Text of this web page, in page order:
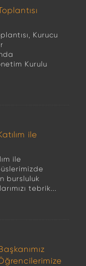
Kurucu
Kurulu
ile
ile
bursluluk
tebrik...